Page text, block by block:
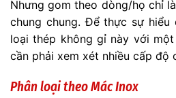
Nhưng gom theo dòng/họ chỉ
chung chung. Để thực sự
loại thép không gỉ này với
cần phải xem xét nhiều cấp độ
Phân loại theo Mác Inox